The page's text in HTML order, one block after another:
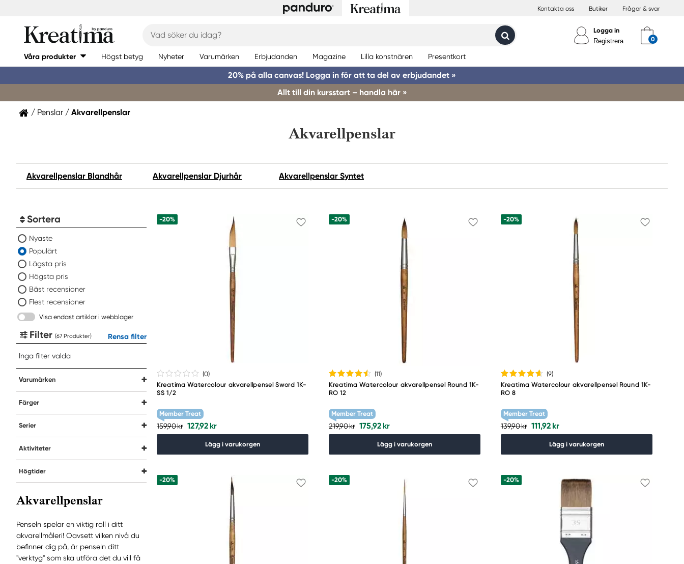
Kontakta oss Butiker Frågor & svar
Logga in
Registrera
Våra produkter Högst betyg Nyheter Varumärken Erbjudanden Magazine Lilla konstnären Presentkort
20% på alla canvas! Logga in för att ta del av erbjudandet »
Allt till din kursstart – handla här »
Penslar Akvarellpenslar
Akvarellpenslar
Akvarellpenslar Blandhår Akvarellpenslar Djurhår Akvarellpenslar Syntet
Sortera
Nyaste
Populärt
Lägsta pris
Högsta pris
Bäst recensioner
Flest recensioner
Visa endast artiklar i webblager
Filter ( Produkter) Rensa filter
Inga filter valda
Varumärken
Färger
Serier
Aktiviteter
Högtider
Akvarellpenslar
Penseln spelar en viktig roll i ditt
akvarellmåleri! Oavsett vilken nivå du
befinner dig på, är penseln ditt
"verktyg" som ska utföra det du vill få
-20%
(0)
Kreatima Watercolour akvarellpensel Sword 1K-
SS 1/2
Member Treat
159,90 kr 127,92 kr
Lägg i varukorgen
-20%
(11)
Kreatima Watercolour akvarellpensel Round 1K-
RO 12
Member Treat
219,90 kr 175,92 kr
Lägg i varukorgen
-20%
(9)
Kreatima Watercolour akvarellpensel Round 1K-
RO 8
Member Treat
139,90 kr 111,92 kr
Lägg i varukorgen
-20% -20% -20%